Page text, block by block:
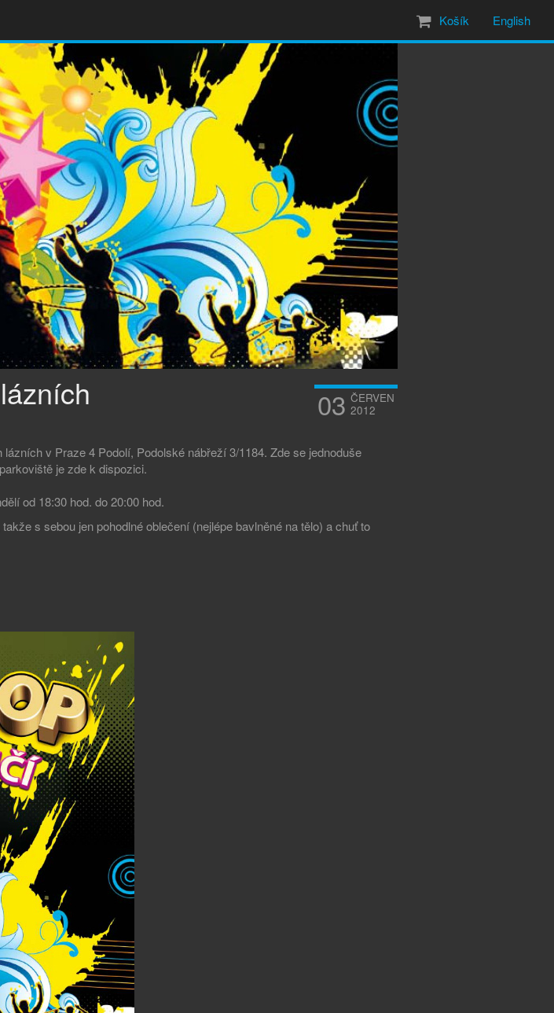
Košík English
03 ČERVEN
2012
v Praze 4 Podolí, Podolské nábřeží 3/1184. Zde se jednoduše
je zde k dispozici.
od 18:30 hod. do 20:00 hod.
s sebou jen pohodlné oblečení (nejlépe bavlněné na tělo) a chuť to